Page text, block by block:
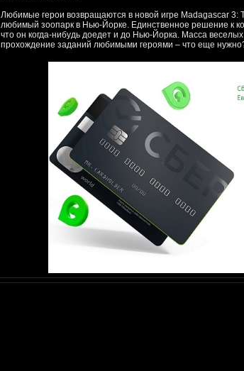
Любимые герои возвращаются в новой игре Madagascar 3:
любимый зоопарк в Нью-Йорке. Единственное решение к
что он когда-нибудь доедет и до Нью-Йорка. Масса
прохождение заданий любимыми героями – что еще